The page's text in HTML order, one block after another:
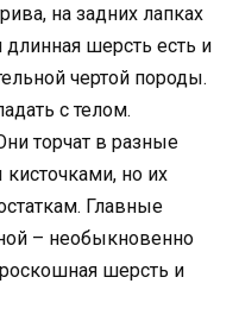
на задних лапках
шерсть есть и
чертой породы.
с телом.
торчат в разные
но их
Главные
– необыкновенно
шерсть и